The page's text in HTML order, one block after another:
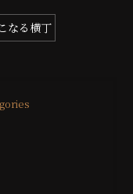
なる横丁